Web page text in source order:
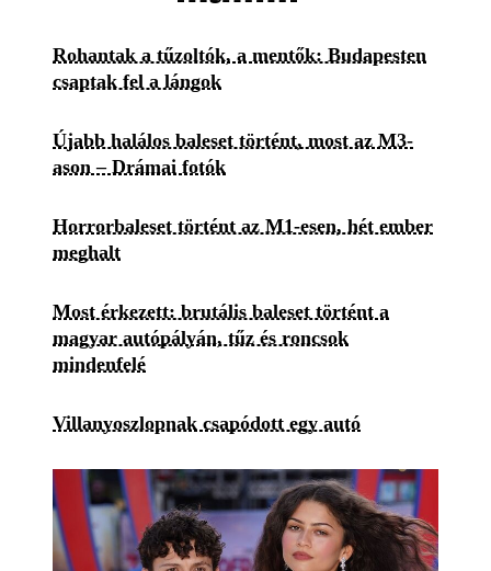
Rohantak a tűzoltók, a mentők: Budapesten
csaptak fel a lángok
Újabb halálos baleset történt, most az M3-
ason – Drámai fotók
Horrorbaleset történt az M1-esen, hét ember
meghalt
Most érkezett: brutális baleset történt a
magyar autópályán, tűz és roncsok
mindenfelé
Villanyoszlopnak csapódott egy autó